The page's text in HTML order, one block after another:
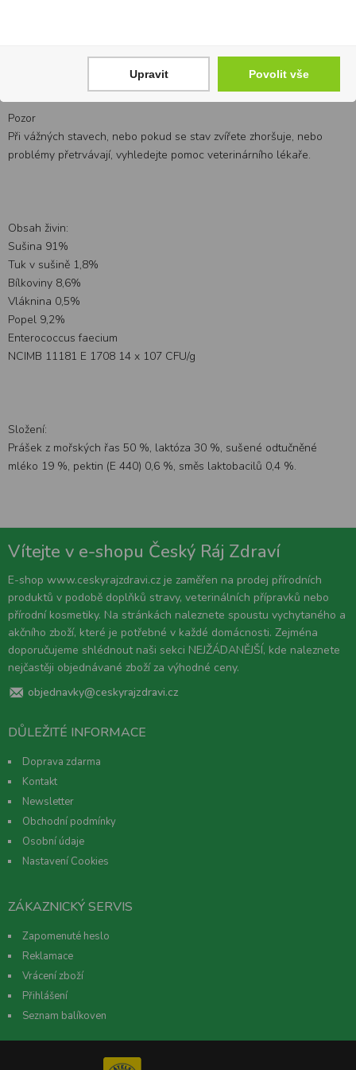
Obsah živin je uváděn s přesností +/– 15 %.
Pozor
Při vážných stavech, nebo pokud se stav zvířete zhoršuje, nebo
problémy přetrvávají, vyhledejte pomoc veterinárního lékaře.
Obsah živin:
Sušina 91%
Tuk v sušině 1,8%
Bílkoviny 8,6%
Vláknina 0,5%
Popel 9,2%
Enterococcus faecium
NCIMB 11181 E 1708 14 x 107 CFU/g
Složení:
Prášek z mořských řas 50 %, laktóza 30 %, sušené odtučněné
mléko 19 %, pektin (E 440) 0,6 %, směs laktobacilů 0,4 %.
Vítejte v e-shopu Český Ráj Zdraví
E-shop www.ceskyrajzdravi.cz je zaměřen na prodej přírodních
produktů v podobě doplňků stravy, veterinálních přípravků nebo
přírodní kosmetiky. Na stránkách naleznete spoustu vychytaného a
akčního zboží, které je potřebné v každé domácnosti. Zejména
doporučujeme shlédnout naši sekci NEJŽÁDANĚJŠÍ, kde naleznete
nejčastěji objednávané zboží za výhodné ceny.
objednavky@ceskyrajzdravi.cz
DŮLEŽITÉ INFORMACE
Doprava zdarma
Kontakt
Newsletter
Obchodní podmínky
Osobní údaje
Nastavení Cookies
ZÁKAZNICKÝ SERVIS
Zapomenuté heslo
Reklamace
Vrácení zboží
Přihlášení
Seznam balíkoven
Upravit Povolit vše